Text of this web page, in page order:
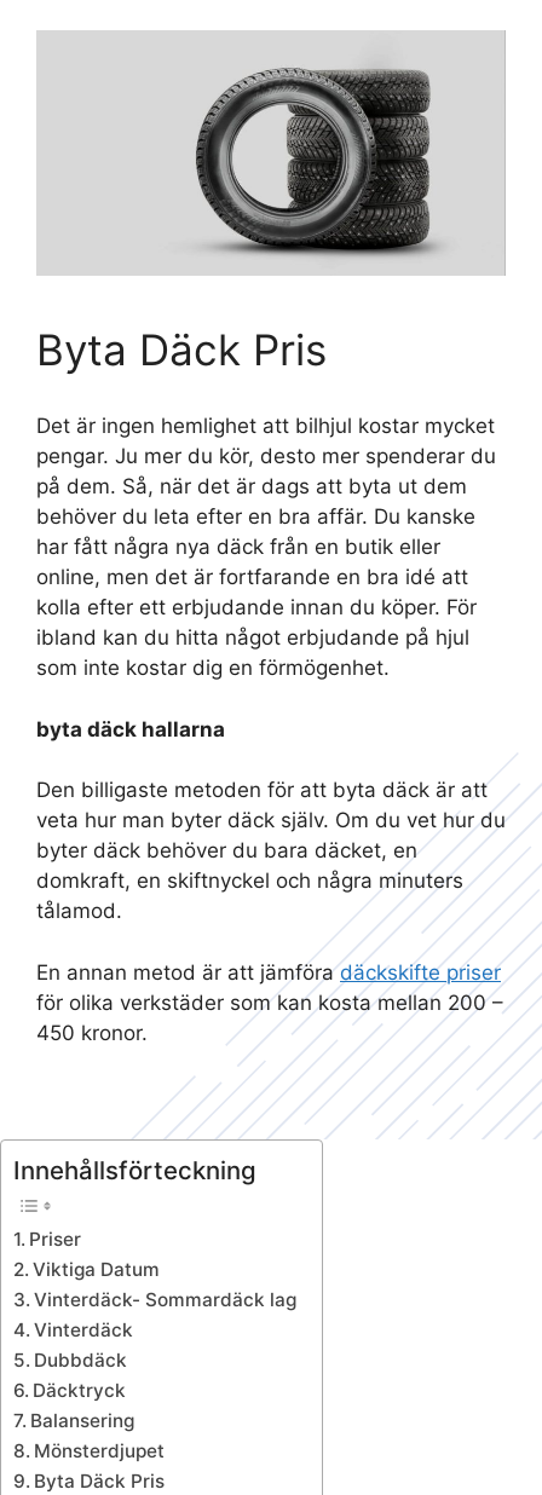
Byta Däck Pris
Det är ingen hemlighet att bilhjul kostar mycket
pengar. Ju mer du kör, desto mer spenderar du
på dem. Så, när det är dags att byta ut dem
behöver du leta efter en bra affär. Du kanske
har fått några nya däck från en butik eller
online, men det är fortfarande en bra idé att
kolla efter ett erbjudande innan du köper. För
ibland kan du hitta något erbjudande på hjul
som inte kostar dig en förmögenhet.
byta däck hallarna
Den billigaste metoden för att byta däck är att
veta hur man byter däck själv. Om du vet hur du
byter däck behöver du bara däcket, en
domkraft, en skiftnyckel och några minuters
tålamod.
En annan metod är att jämföradäckskifte priser
för olika verkstäder som kan kosta mellan 200 –
450 kronor.
Innehållsförteckning
Priser
Viktiga Datum
Vinterdäck- Sommardäck lag
Vinterdäck
Dubbdäck
Däcktryck
Balansering
Mönsterdjupet
Byta Däck Pris